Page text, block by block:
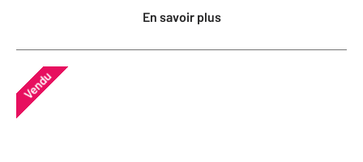
En savoir plus
Vendu